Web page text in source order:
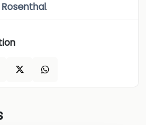
Rosenthal.